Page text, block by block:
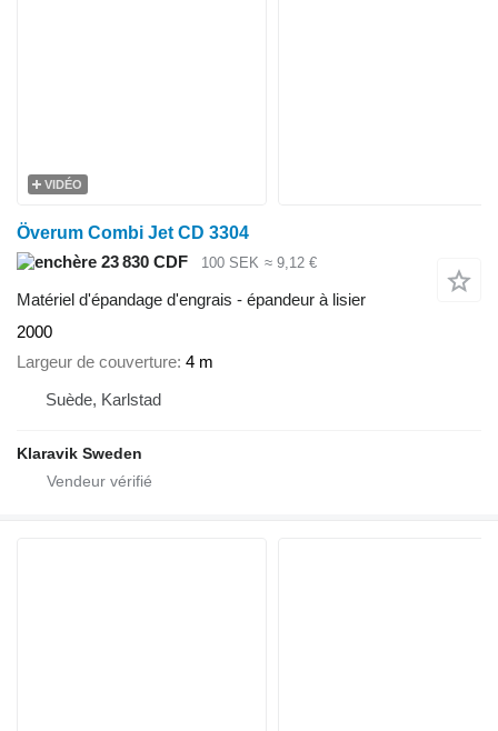
VIDÉO
Överum Combi Jet CD 3304
23 830 CDF
100 SEK ≈ 9,12 €
Matériel d'épandage d'engrais - épandeur à lisier
2000
Largeur de couverture 4 m
Suède, Karlstad
Klaravik Sweden